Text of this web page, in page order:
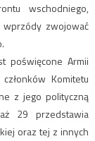
wschodniego,
wprzódy zwojować
poświęcone Armii
Komitetu
z jego polityczną
29 przedstawia
oraz tej z innych